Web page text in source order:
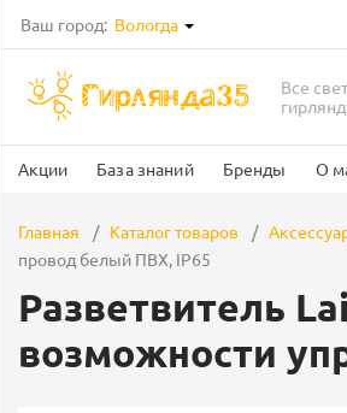
Ваш город: Вологда
Все
Акции База знаний Бренды О
Главная Каталог товаров
провод белый ПВХ, IP65
Разветвитель
возможности